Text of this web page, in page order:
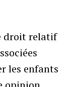
droit relatif
les enfants